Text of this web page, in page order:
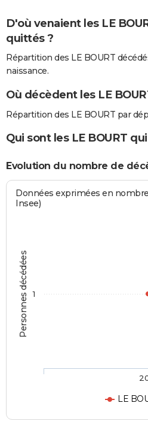
D'où venaient les LE
quittés ?
Répartition des LE BOURT
naissance.
Où décèdent les LE
Répartition des LE BOURT par
Qui sont les LE BOURT
Evolution du nombre de
Personnes décédées
Données exprimées en
Insee)
LE
1